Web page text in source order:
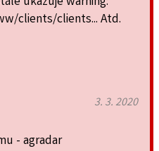
clients/clients... Atd.
3. 3. 2020
- agradar